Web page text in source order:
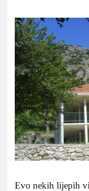
Evo nekih lijepih